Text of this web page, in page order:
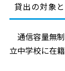
貸出の対象
通信容量無
立中学校に在